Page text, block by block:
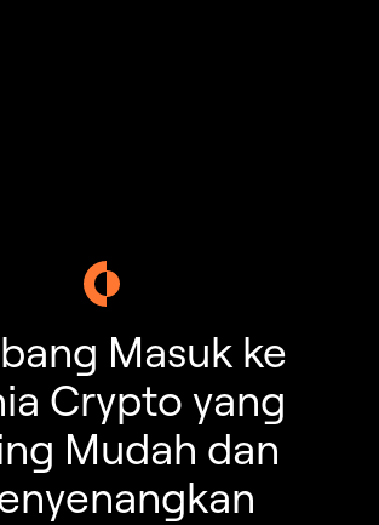
Masuk ke
Crypto yang
Mudah dan